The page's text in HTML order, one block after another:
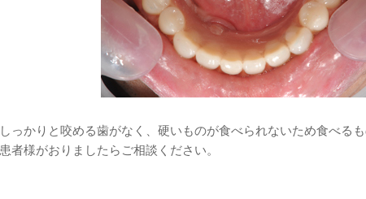
っかりと咬める歯がなく、硬いものが食べられないため食べる
者様がおりましたらご相談ください。